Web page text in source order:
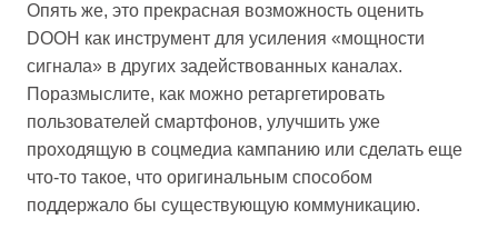
Опять же, это прекрасная возможность оценить
DOOH как инструмент для усиления «мощности
сигнала» в других задействованных каналах.
Поразмыслите, как можно ретаргетировать
пользователей смартфонов, улучшить уже
проходящую в соцмедиа кампанию или сделать еще
что-то такое, что оригинальным способом
поддержало бы существующую коммуникацию.